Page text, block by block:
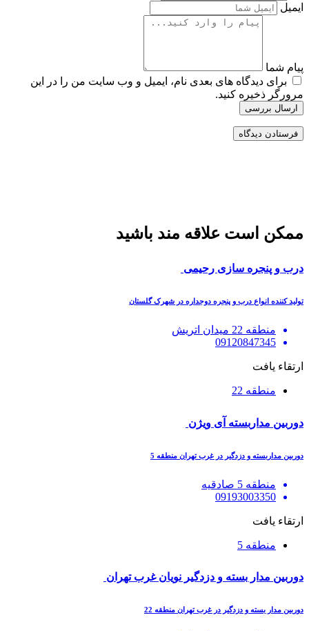
ایمیل
پیام شما
برای دیدگاه های بعدی نام، ایمیل و وب سایت من را در این
مرورگر ذخیره کنید.
ارسال بررسی
ممکن است علاقه مند باشید
درب و پنجره سازی رحیمی
تولید کننده انواع درب و پنجره دوجداره در شهرک گلستان
منطقه 22 میدان اتریش
09120847345
ارتقاء یافت
منطقه 22
دوربین مداربسته آی ویژن
دوربین مداربسته و دزدگیر در غرب تهران منطقه 5
منطقه 5 صادقیه
09193003350
ارتقاء یافت
منطقه 5
دوربین مدار بسته و دزدگیر نویان غرب تهران
دوربین مدار بسته و دزدگیر در غرب تهران منطقه 22